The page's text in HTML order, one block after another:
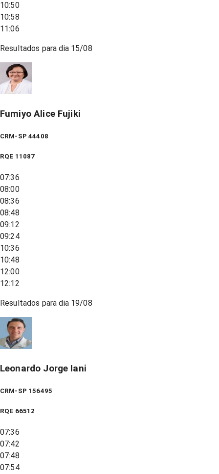
10:50
10:58
11:06
Resultados para dia 15/08
Fumiyo Alice Fujiki
CRM-SP 44408
RQE 11087
07:36
08:00
08:36
08:48
09:12
09:24
10:36
10:48
12:00
12:12
Resultados para dia 19/08
Leonardo Jorge Iani
CRM-SP 156495
RQE 66512
07:36
07:42
07:48
07:54